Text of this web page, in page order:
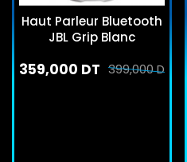
Haut Parleur Bluetooth
JBL Grip Blanc
399,000 DT
359,000 DT